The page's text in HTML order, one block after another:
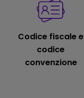
Codice fiscale e
codice
convenzione